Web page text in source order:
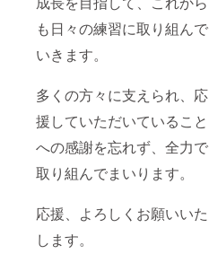
も日々の練習に取り組んで
いきます。
多くの方々に支えられ、応
援していただいていること
への感謝を忘れず、全力で
取り組んでまいります。
応援、よろしくお願いいた
します。